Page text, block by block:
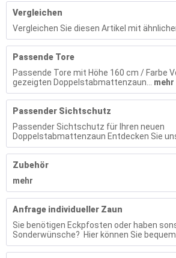
Vergleichen
Vergleichen Sie diesen Artikel mit
Passende Tore
Passende Tore mit Höhe 160 cm / Farbe
gezeigten Doppelstabmattenzaun...
mehr
Passender Sichtschutz
Passender Sichtschutz für Ihren neuen
Doppelstabmattenzaun Entdecken Sie
Zubehör
mehr
Anfrage individueller Zaun
Sie benötigen Eckpfosten oder haben
Sonderwünsche? Hier können Sie bequem